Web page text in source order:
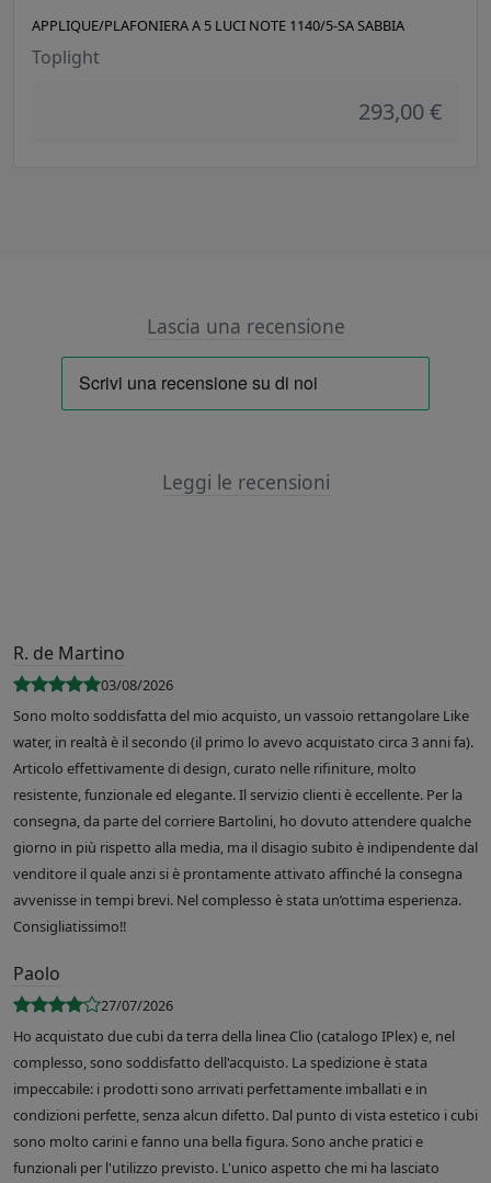
APPLIQUE/PLAFONIERA A 5 LUCI NOTE 1140/5-SA SABBIA
Toplight
293,00 €
Lascia una recensione
Leggi le recensioni
R. de Martino
03/08/2026
Sono molto soddisfatta del mio acquisto, un vassoio rettangolare Like
water, in realtà è il secondo (il primo lo avevo acquistato circa 3 anni fa).
Articolo effettivamente di design, curato nelle rifiniture, molto
resistente, funzionale ed elegante. Il servizio clienti è eccellente. Per la
consegna, da parte del corriere Bartolini, ho dovuto attendere qualche
giorno in più rispetto alla media, ma il disagio subito è indipendente dal
venditore il quale anzi si è prontamente attivato affinché la consegna
avvenisse in tempi brevi. Nel complesso è stata un’ottima esperienza.
Consigliatissimo!!
Paolo
27/07/2026
Ho acquistato due cubi da terra della linea Clio (catalogo IPlex) e, nel
complesso, sono soddisfatto dell'acquisto. La spedizione è stata
impeccabile: i prodotti sono arrivati perfettamente imballati e in
condizioni perfette, senza alcun difetto. Dal punto di vista estetico i cubi
sono molto carini e fanno una bella figura. Sono anche pratici e
funzionali per l'utilizzo previsto. L'unico aspetto che mi ha lasciato